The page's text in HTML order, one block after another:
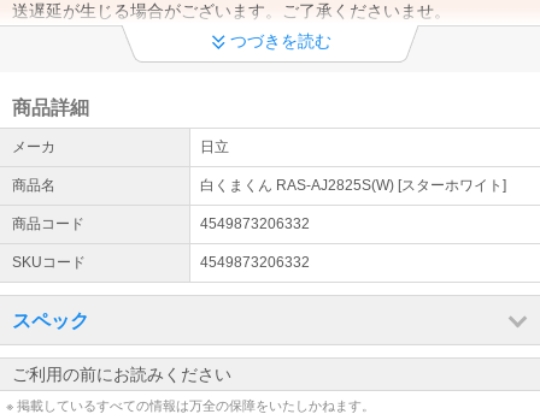
送遅延が生じる場合がございます。ご了承くださいませ。
【商品発送についてのご案内】
営業日(月曜日)からの発送となる場合がございます。ご了承くださ
いませ。
エアコン設置工事お申込みまたはご検討のお客様へ
エアコン設置サービスは全国対応しております（窓用エアコンは工
事対象外です）。 エアコンのご注文→商品の出荷→設置業者様より
工事日のご連絡→設置工事の流れとなります。（商品は先納品で
す）
配送について
配送先が【沖縄県・離島】の場合は通常配送と異なるため、ご注文
をいただいた商品によっては、お届けまで日数を要する場合がござ
います。ご了承くださいませ。
つづきを読む
商品詳細
メーカ 日立
商品名 白くまくん RAS-AJ2825S(W) [スターホワイト]
商品コード 4549873206332
SKUコード 4549873206332
スペック
ご利用の前にお読みください
※ 掲載しているすべての情報は万全の保障をいたしかねます。